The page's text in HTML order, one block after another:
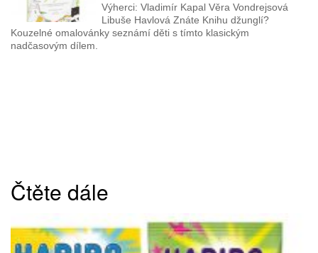
Výherci: Vladimír Kapal Věra Vondrejsová
Libuše Havlová Znáte Knihu džunglí?
Kouzelné omalovánky seznámí děti s tímto klasickým
nadčasovým dílem.
Čtěte dále